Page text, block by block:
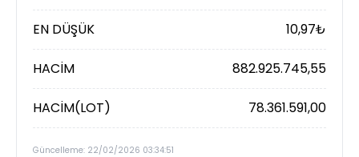
EN DÜŞÜK 10,97₺
HACİM 882.925.745,55
HACİM(LOT) 78.361.591,00
Güncelleme: 22/02/2026 03:34:51